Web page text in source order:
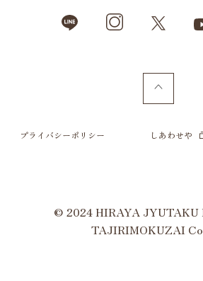
プライバシーポリシー しあわせや
© 2024 HIRAYA JYUTAKU
TAJIRIMOKUZAI